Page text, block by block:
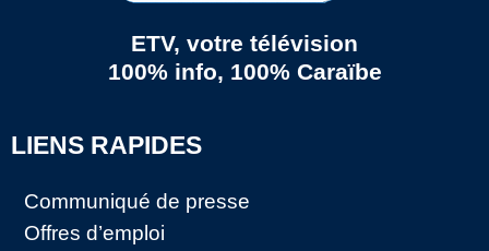
ETV, votre télévision
100% info, 100% Caraïbe
LIENS RAPIDES
Communiqué de presse
Offres d’emploi